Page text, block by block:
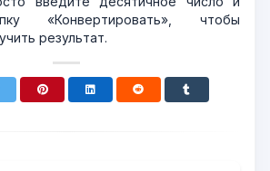
«Конвертировать», чтобы
результат.